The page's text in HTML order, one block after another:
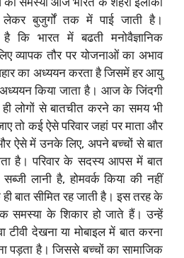
बुजुर्गों तक में पाई जाती है।
है कि भारत में बढती मनोवैज्ञानिक
व्यापक तौर पर योजनाओं का अभाव
का अध्ययन करता है जिसमें हर आयु
अध्ययन किया जाता है। आज के जिंदगी
लोगों से बातचीत करने का समय भी
तो कई ऐसे परिवार जहां पर माता और
ऐसे में उनके लिए, अपने बच्चों से बात
है। परिवार के सदस्य आपस में बात
लानी है, होमवर्क किया की नहीं
बात सीमित रह जाती है। इस तरह के
समस्या के शिकार हो जाते हैं। उन्हें
देखना या मोबाइल में बात करना
पड़ता है। जिससे बच्चों का सामाजिक